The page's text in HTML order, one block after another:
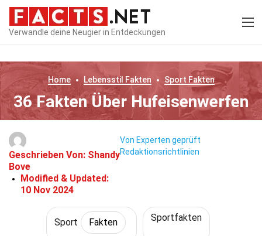
Verwandle deine Neugier in Entdeckungen
Home Lebensstil Fakten Sport Fakten
36 Fakten Über Hufeisenwerfen
Geschrieben Von: Shandy
Bove
Modified & Updated:
10 Nov 2024
Von Experten geprüft
Redaktionsrichtlinien
Sport Fakten Sportfakten